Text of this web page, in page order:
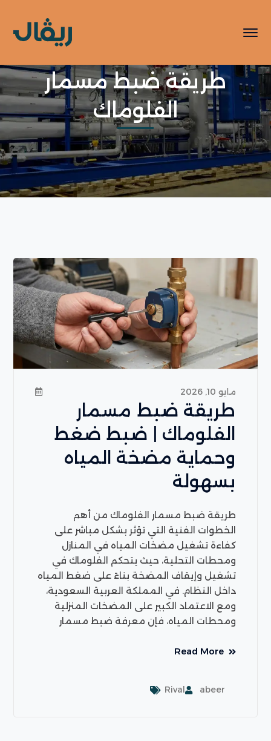
طريقة ضبط مسمار
الفلوماك
مايو 10, 2026
طريقة ضبط مسمار
الفلوماك | ضبط ضغط
وحماية مضخة المياه
بسهولة
طريقة ضبط مسمار الفلوماك من أهم
الخطوات الفنية التي تؤثر بشكل مباشر على
كفاءة تشغيل مضخات المياه في المنازل
ومحطات التحلية، حيث يتحكم الفلوماك في
تشغيل وإيقاف المضخة بناءً على ضغط المياه
داخل النظام. في المملكة العربية السعودية،
ومع الاعتماد الكبير على المضخات المنزلية
ومحطات المياه، فإن معرفة ضبط مسمار
Read More
abeer
Rival